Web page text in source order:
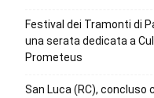
Festival dei Tramonti di
una serata dedicata a
Prometeus
San Luca (RC),